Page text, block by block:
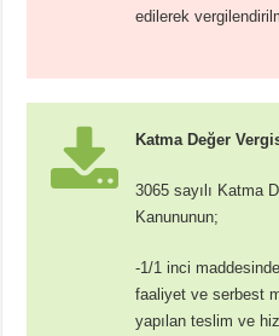
edilerek
Katma Değer
3065 sayılı Katma
Kanununun;
-1/1 inci
faaliyet ve serbest
yapılan teslim ve